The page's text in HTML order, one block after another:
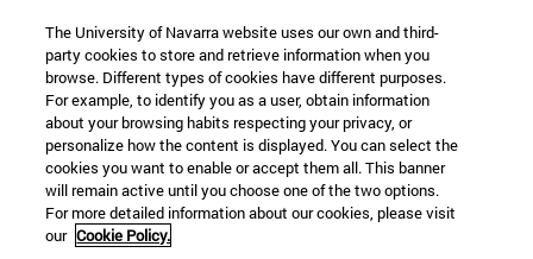
The University of Navarra website uses our own and third-
party cookies to store and retrieve information when you
browse. Different types of cookies have different purposes.
For example, to identify you as a user, obtain information
about your browsing habits respecting your privacy, or
personalize how the content is displayed. You can select the
cookies you want to enable or accept them all. This banner
will remain active until you choose one of the two options.
For more detailed information about our cookies, please visit
our Cookie Policy.